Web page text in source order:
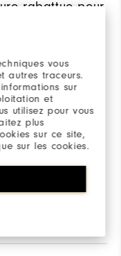
vous
autres traceurs.
sur
et
utilisez pour vous
plus
sur ce site,
sur les cookies.
rabattue pour